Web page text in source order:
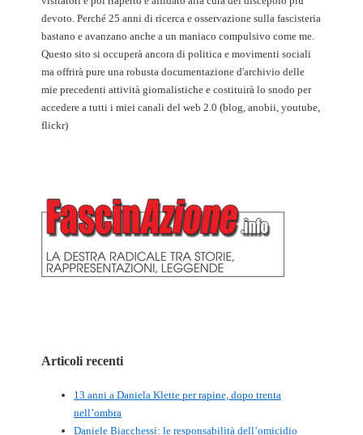
devoto. Perché 25 anni di ricerca e osservazione sulla fascisteria
bastano e avanzano anche a un maniaco compulsivo come me.
Questo sito si occuperà ancora di politica e movimenti sociali
ma offrirà pure una robusta documentazione d'archivio delle
mie precedenti attività giornalistiche e costituirà lo snodo per
accedere a tutti i miei canali del web 2.0 (blog, anobii, youtube,
flickr)
Articoli recenti
13 anni a Daniela Klette per rapine, dopo trenta
nell’ombra
Daniele Biacchessi: le responsabilità dell’omicidio